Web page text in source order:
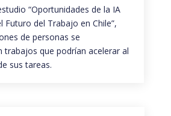
“Oportunidades de la IA
Futuro del Trabajo en Chile”,
de personas se
trabajos que podrían acelerar al
sus tareas.